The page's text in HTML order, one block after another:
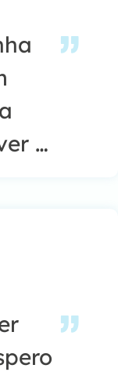
a